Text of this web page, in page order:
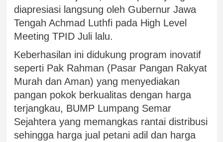
diapresiasi langsung oleh Gubernur Jawa
Tengah Achmad Luthfi pada High Level
Meeting TPID Juli lalu.
Keberhasilan ini didukung program inovatif
seperti Pak Rahman (Pasar Pangan Rakyat
Murah dan Aman) yang menyediakan
pangan pokok berkualitas dengan harga
terjangkau, BUMP Lumpang Semar
Sejahtera yang memangkas rantai distribusi
sehingga harga jual petani adil dan harga